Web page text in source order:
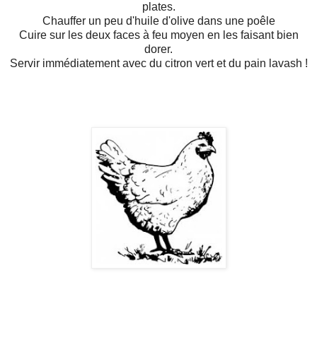
plates.
Chauffer un peu d'huile d'olive dans une poêle
Cuire sur les deux faces à feu moyen en les faisant bien
dorer.
Servir immédiatement avec du citron vert et du pain lavash !